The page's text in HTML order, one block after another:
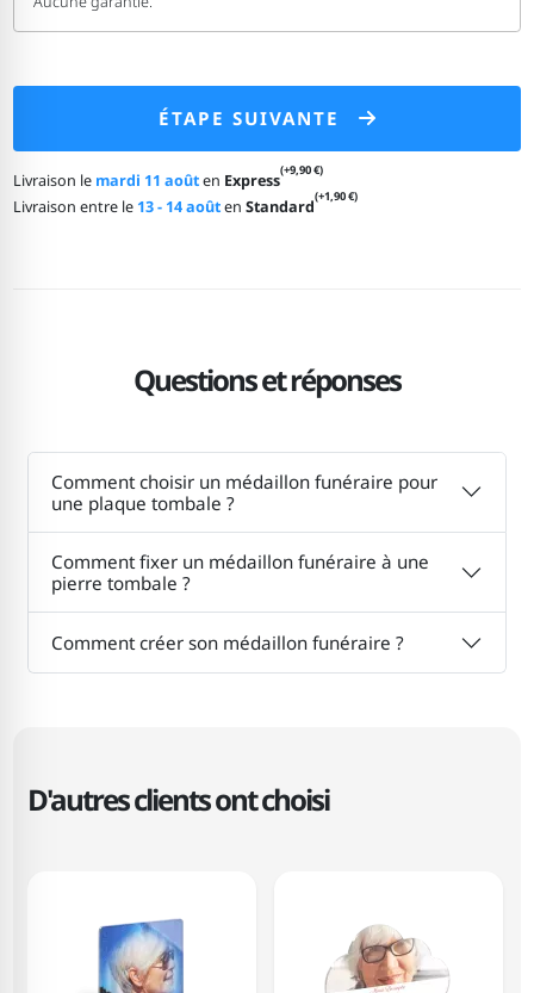
ÉTAPE SUIVANTE
Livraison le mardi 11 aoûten Express(+9,90 €)
Livraison entre le 13 - 14 aoûtenStandard(+1,90 €)
Questions et réponses
Comment choisir un médaillon funéraire pour
une plaque tombale ?
Comment fixer un médaillon funéraire à une
pierre tombale ?
Comment créer son médaillon funéraire ?
D'autres clients ont choisi